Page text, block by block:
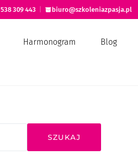
538 309 443 biuro@szkoleniazpasja.pl
Harmonogram Blog
SZUKAJ